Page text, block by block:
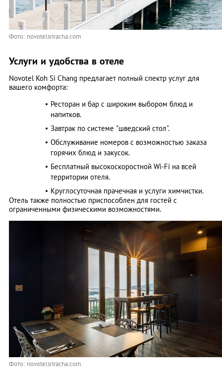
Фото: novotelsriracha.com
Услуги и удобства в отеле
Novotel Koh Si Chang предлагает полный спектр услуг для
вашего комфорта:
Ресторан и бар с широким выбором блюд и
напитков.
Завтрак по системе "шведский стол".
Обслуживание номеров с возможностью заказа
горячих блюд и закусок.
Бесплатный высокоскоростной Wi-Fi на всей
территории отеля.
Круглосуточная прачечная и услуги химчистки.
Отель также полностью приспособлен для гостей с
ограниченными физическими возможностями.
Фото: novotelsriracha.com